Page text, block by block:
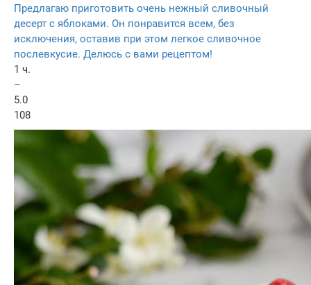
Предлагаю приготовить очень нежный сливочный
десерт с яблоками. Он понравится всем, без
исключения, оставив при этом легкое сливочное
послевкусие. Делюсь с вами рецептом!
1 ч.
–
5.0
108